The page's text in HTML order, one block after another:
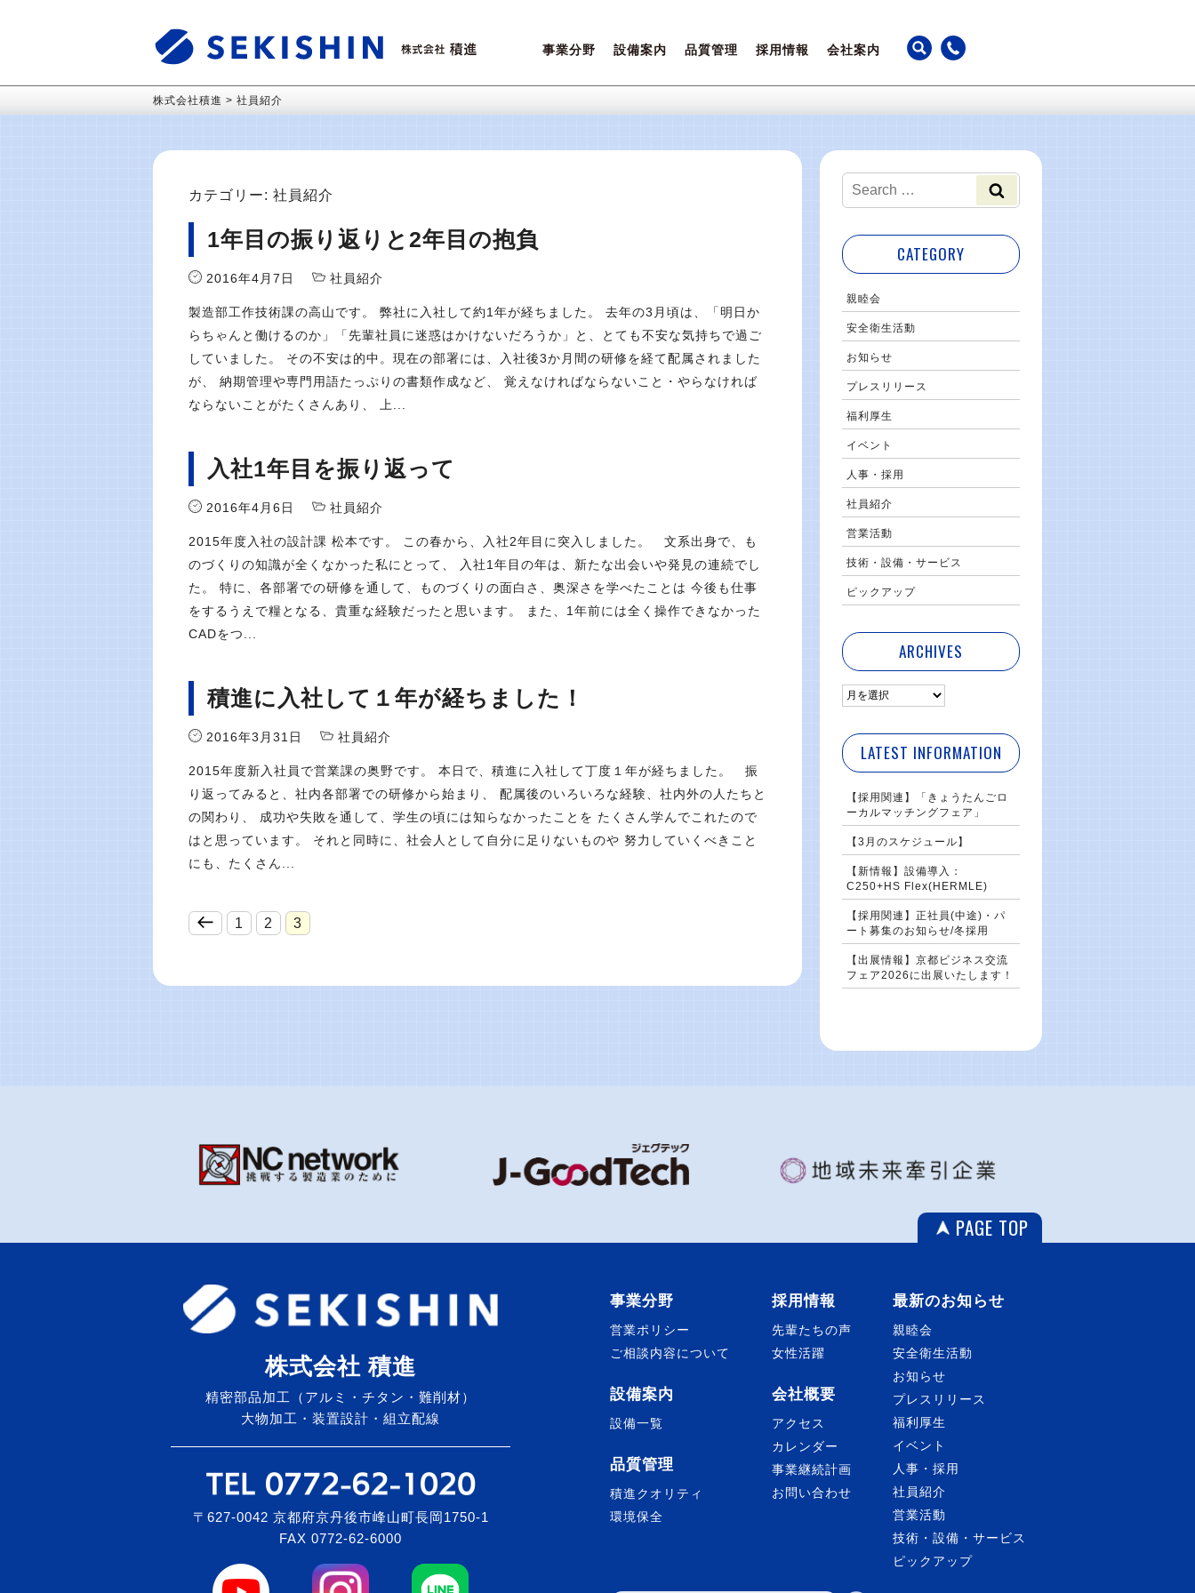
事業分野
営業ポリシー
ご相談内容について
設備案内
設備一覧
品質管理
積進クオリティ
環境保全
採用情報
先輩たちの声
女性活躍
会社案内
アクセス
カレンダー
株式会社積進 > 社員紹介
カテゴリー: 社員紹介
1年目の振り返りと2年目の抱負
2016年4月7日 社員紹介
製造部工作技術課の高山です。 弊社に入社して約1年が経ちました。 去年の3月頃は、「明日か
らちゃんと働けるのか」「先輩社員に迷惑はかけないだろうか」と、とても不安な気持ちで過ご
していました。 その不安は的中。現在の部署には、入社後3か月間の研修を経て配属されました
が、 納期管理や専門用語たっぷりの書類作成など、 覚えなければならないこと・やらなければ
ならないことがたくさんあり、 上...
入社1年目を振り返って
2016年4月6日 社員紹介
2015年度入社の設計課 松本です。 この春から、入社2年目に突入しました。 文系出身で、も
のづくりの知識が全くなかった私にとって、 入社1年目の年は、新たな出会いや発見の連続でし
た。 特に、各部署での研修を通して、ものづくりの面白さ、奥深さを学べたことは 今後も仕事
をするうえで糧となる、貴重な経験だったと思います。 また、1年前には全く操作できなかった
CADをつ...
積進に入社して１年が経ちました！
2016年3月31日 社員紹介
2015年度新入社員で営業課の奥野です。 本日で、積進に入社して丁度１年が経ちました。 振
り返ってみると、社内各部署での研修から始まり、 配属後のいろいろな経験、社内外の人たちと
の関わり、 成功や失敗を通して、学生の頃には知らなかったことを たくさん学んでこれたので
はと思っています。 それと同時に、社会人として自分に足りないものや 努力していくべきこと
にも、たくさん...
1 2 3
CATEGORY
親睦会
安全衛生活動
お知らせ
プレスリリース
福利厚生
イベント
人事・採用
社員紹介
営業活動
技術・設備・サービス
ピックアップ
ARCHIVES
LATEST INFORMATION
【採用関連】「きょうたんごロ
ーカルマッチングフェア」
【3月のスケジュール】
【新情報】設備導入：
C250+HS Flex(HERMLE)
【採用関連】正社員(中途)・パ
ート募集のお知らせ/冬採用
【出展情報】京都ビジネス交流
フェア2026に出展いたします！
PAGE TOP
株式会社 積進
精密部品加工（アルミ・チタン・難削材）
大物加工・装置設計・組立配線
〒627-0042 京都府京丹後市峰山町長岡1750-1
FAX 0772-62-6000
事業分野
営業ポリシー
ご相談内容について
設備案内
設備一覧
品質管理
積進クオリティ
環境保全
採用情報
先輩たちの声
女性活躍
会社概要
アクセス
カレンダー
事業継続計画
お問い合わせ
最新のお知らせ
親睦会
安全衛生活動
お知らせ
プレスリリース
福利厚生
イベント
人事・採用
社員紹介
営業活動
技術・設備・サービス
ピックアップ